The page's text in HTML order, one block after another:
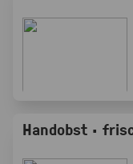
Handobst ·